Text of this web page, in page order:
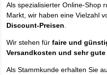
Als spezialisierter Online-Shop
Markt, wir haben eine Vielzahl
Discount-Preisen
Wir stehen fürfaire und
Versandkosten und sehr
Als Stammkunde erhalten Sie